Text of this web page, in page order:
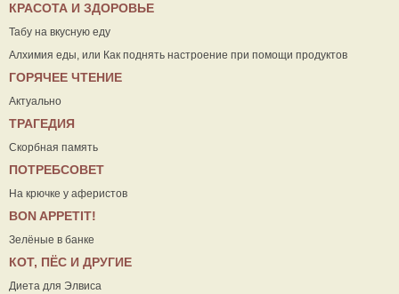
КРАСОТА И ЗДОРОВЬЕ
Табу на вкусную еду
Алхимия еды, или Как поднять настроение при помощи продуктов
ГОРЯЧЕЕ ЧТЕНИЕ
Актуально
ТРАГЕДИЯ
Скорбная память
ПОТРЕБСОВЕТ
На крючке у аферистов
ВON APPETIT!
Зелёные в банке
КОТ, ПЁС И ДРУГИЕ
Диета для Элвиса